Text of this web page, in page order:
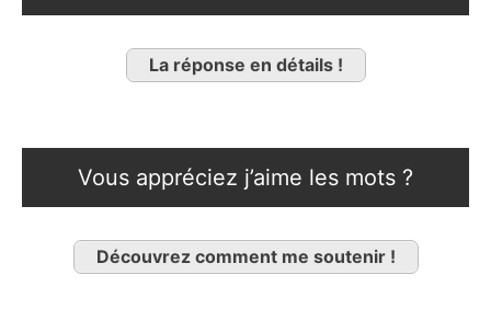
La réponse en détails !
Vous appréciez j’aime les mots ?
Découvrez comment me soutenir !